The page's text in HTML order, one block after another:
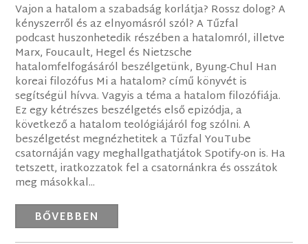
Vajon a hatalom a szabadság korlátja? Rossz dolog? A
kényszerről és az elnyomásról szól? A Tűzfal
podcast huszonhetedik részében a hatalomról, illetve
Marx, Foucault, Hegel és Nietzsche
hatalomfelfogásáról beszélgetünk, Byung-Chul Han
koreai filozófus Mi a hatalom? című könyvét is
segítségül hívva. Vagyis a téma a hatalom filozófiája.
Ez egy kétrészes beszélgetés első epizódja, a
következő a hatalom teológiájáról fog szólni. A
beszélgetést megnézhetitek a Tűzfal YouTube
csatornáján vagy meghallgathatjátok Spotify-on is. Ha
tetszett, iratkozzatok fel a csatornánkra és osszátok
meg másokkal...
BŐVEBBEN